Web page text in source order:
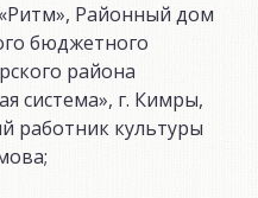
Районный дом
бюджетного
района
система», г. Кимры,
работник культуры